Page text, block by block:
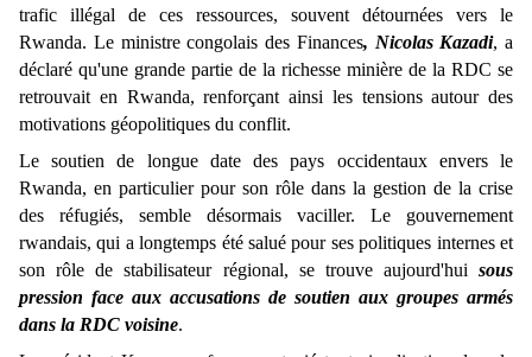
trafic illégal de ces ressources, souvent détournées vers le
Rwanda. Le ministre congolais des Finances, Nicolas Kazadi, a
déclaré qu'une grande partie de la richesse minière de la RDC se
retrouvait en Rwanda, renforçant ainsi les tensions autour des
motivations géopolitiques du conflit.
Le soutien de longue date des pays occidentaux envers le
Rwanda, en particulier pour son rôle dans la gestion de la crise
des réfugiés, semble désormais vaciller. Le gouvernement
rwandais, qui a longtemps été salué pour ses politiques internes et
son rôle de stabilisateur régional, se trouve aujourd'hui sous
pression face aux accusations de soutien aux groupes armés
dans la RDC voisine.